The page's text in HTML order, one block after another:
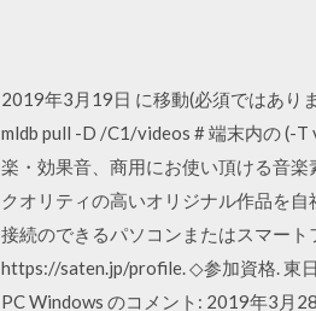
2019年3月19日 に移動(必須ではあり
mldb pull -D /C1/videos # 端末内の (-T
楽・効果音、商用にお使い頂ける音
クオリティの高いオリジナル作品を
接続のできるパソコンまたはスマー
https://saten.jp/profile. ◇参加資格. 東
PC Windows のコメント: 2019年3月